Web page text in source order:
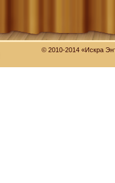
© 2010-2014 «Искра